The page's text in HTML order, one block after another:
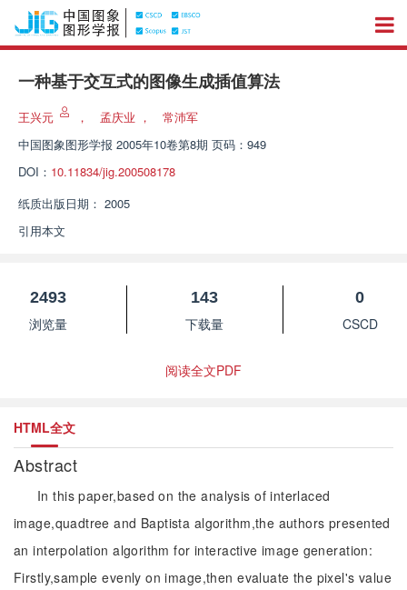
一种基于交互式的图像生成插值算法
王兴元 ， 孟庆业 ，
常沛军
中国图象图形学报 2005年10卷第8期 页码：949
DOI： 10.11834/jig.200508178
纸质出版日期： 2005
引用本文
2493
浏览量
143
下载量
0
CSCD
阅读全文PDF
HTML全文
Abstract
In this paper,based on the analysis of interlaced
image,quadtree and Baptista algorithm,the authors presented
an interpolation algorithm for interactive image generation:
Firstly,sample evenly on image,then evaluate the pixel's value